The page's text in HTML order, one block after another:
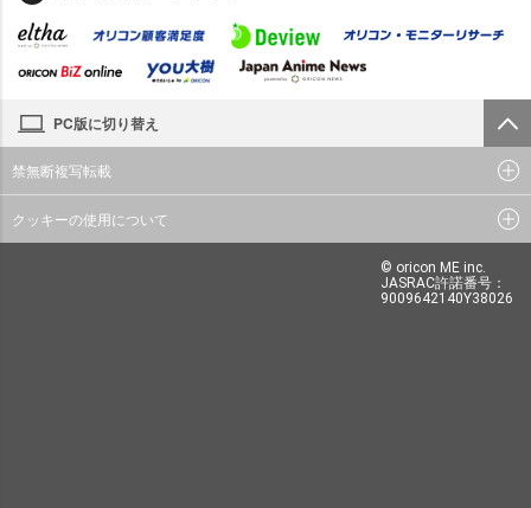
PC版に切り替え
禁無断複写転載
クッキーの使用について
© oricon ME inc.
JASRAC許諾番号：
9009642140Y38026